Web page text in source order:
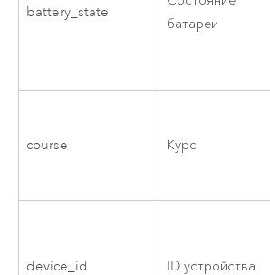
battery_state
батареи
course Курс
device_id ID устройства